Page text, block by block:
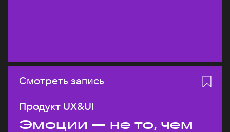
Смотреть запись
Продукт UX&UI
Эмоции — не то, чем